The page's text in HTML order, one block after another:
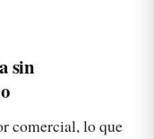
sin
comercial, lo que